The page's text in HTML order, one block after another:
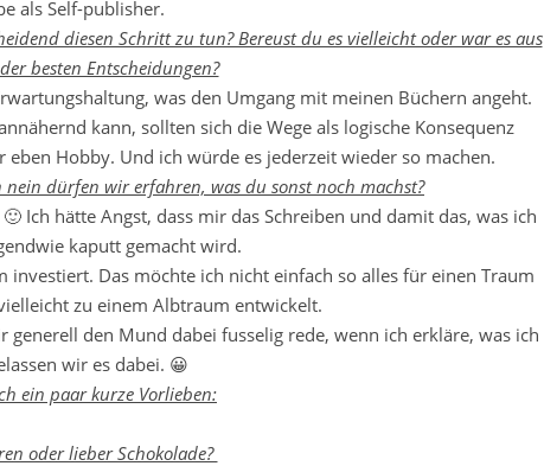
als Self-publisher.
diesen Schritt zu tun? Bereust du es vielleicht oder war es aus
besten Entscheidungen?
was den Umgang mit meinen Büchern angeht.
kann, sollten sich die Wege als logische Konsequenz
Hobby. Und ich würde es jederzeit wieder so machen.
dürfen wir erfahren, was du sonst noch machst?
Ich hätte Angst, dass mir das Schreiben und damit das, was ich
kaputt gemacht wird.
Das möchte ich nicht einfach so alles für einen Traum
zu einem Albtraum entwickelt.
den Mund dabei fusselig rede, wenn ich erkläre, was ich
wir es dabei. 😀
ein paar kurze Vorlieben:
oder lieber Schokolade?